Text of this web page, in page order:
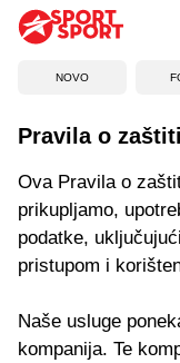
NOVO
Pravila o
Ova Pravila o
prikupljamo,
podatke,
pristupom i
Naše usluge
kompanija. Te